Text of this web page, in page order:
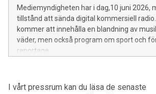
Mediemyndigheten har i dag,10 juni 2026,
tillstånd att sända digital kommersiell
kommer att innehålla en blandning av
väder, men också program om sport och
reportage.
I vårt pressrum kan du läsa de senaste